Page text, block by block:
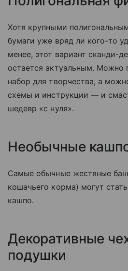
Хотя крупными
бумаги уже вряд ли кого-то
менее, этот вариант сканди-
остается актуальным. Можно
набор для творчества, а
схемы и инструкции — и
шедевр «с нуля».
Необычные
Самые обычные жестяные
кошачьего корма) могут
кашпо.
Декоративные
подушки